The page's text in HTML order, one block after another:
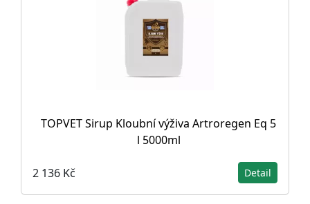
TOPVET Sirup Kloubní výživa Artroregen Eq 5
l 5000ml
2 136 Kč Detail